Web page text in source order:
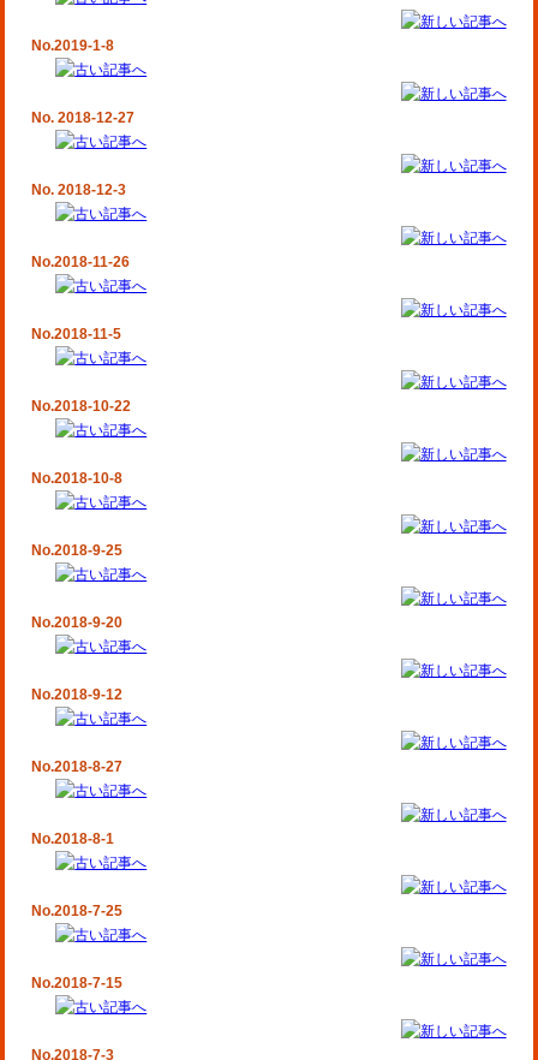
No.2019-1-8
No. 2018-12-27
No. 2018-12-3
No.2018-11-26
No.2018-11-5
No.2018-10-22
No.2018-10-8
No.2018-9-25
No.2018-9-20
No.2018-9-12
No.2018-8-27
No.2018-8-1
No.2018-7-25
No.2018-7-15
No.2018-7-3